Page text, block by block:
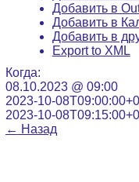
Добавить в
Добавить в
Добавить в
Export to XML
Когда:
08.10.2023 @ 09:00
2023-10-
2023-10-
← Назад